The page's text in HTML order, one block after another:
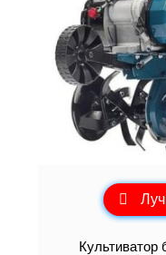
Культиватор